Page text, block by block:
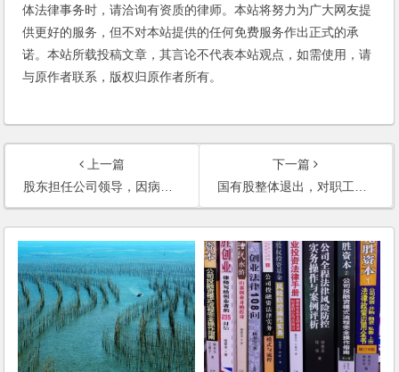
体法律事务时，请洽询有资质的律师。本站将努力为广大网友提
供更好的服务，但不对本站提供的任何免费服务作出正式的承
诺。本站所载投稿文章，其言论不代表本站观点，如需使用，请
与原作者联系，版权归原作者所有。
上一篇
股东担任公司领导，因病而辞职，经济补偿问题如何处理？
下一篇
国有股整体退出，对职工进行了经济补偿，安置方案是否对职工的劳动关系也应当进行处理？